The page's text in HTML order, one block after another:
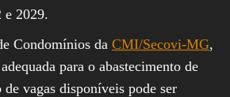
e 2029.
Condomínios da CMI/Secovi-MG,
para o abastecimento de
vagas disponíveis pode ser